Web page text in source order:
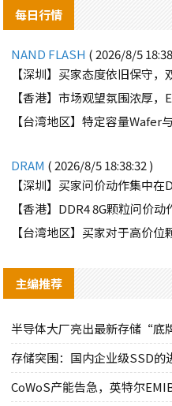
每日行情
NAND FLASH ( 2026/8/5
【深圳】买家态度依旧保守
【香港】市场观望氛围浓厚
DRAM ( 2026/8/5 18:38:32 )
【深圳】买家问价动作集中
【香港】DDR4 8G颗粒问价
主编推荐
半导体大厂亮出最新存储“底
存储突围：国内企业级SSD的
CoWoS产能告急，英特尔